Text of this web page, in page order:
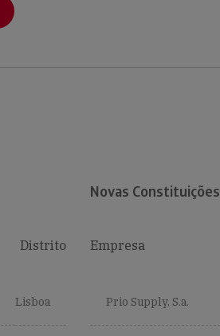
Distrito
Lisboa
Novas Constituições
Empresa
Prio Supply, S.a.